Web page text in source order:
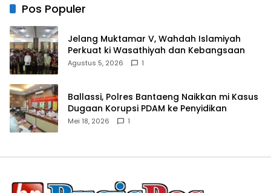
Pos Populer
Jelang Muktamar V, Wahdah Islamiyah
Perkuat ki Wasathiyah dan Kebangsaan
Agustus 5, 2026 1
Ballassi, Polres Bantaeng Naikkan mi Kasus
Dugaan Korupsi PDAM ke Penyidikan
Mei 18, 2026 1